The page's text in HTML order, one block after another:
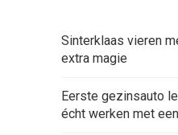
Sinterklaas vieren
extra magie
Eerste gezinsauto
écht werken met